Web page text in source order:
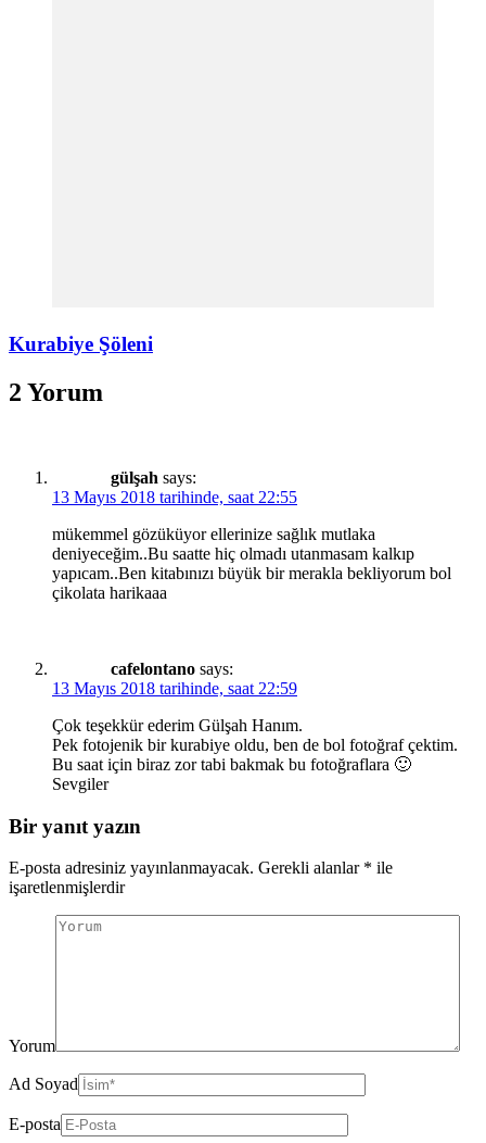
Kurabiye Şöleni
2 Yorum
gülşah says:
13 Mayıs 2018 tarihinde, saat 22:55
mükemmel gözüküyor ellerinize sağlık mutlaka
deniyeceğim..Bu saatte hiç olmadı utanmasam kalkıp
yapıcam..Ben kitabınızı büyük bir merakla bekliyorum bol
çikolata harikaaa
cafelontano says:
13 Mayıs 2018 tarihinde, saat 22:59
Çok teşekkür ederim Gülşah Hanım.
Pek fotojenik bir kurabiye oldu, ben de bol fotoğraf çektim.
Bu saat için biraz zor tabi bakmak bu fotoğraflara 🙂
Sevgiler
Bir yanıt yazın
E-posta adresiniz yayınlanmayacak. Gerekli alanlar * ile
işaretlenmişlerdir
Yorum
Ad Soyad
E-posta